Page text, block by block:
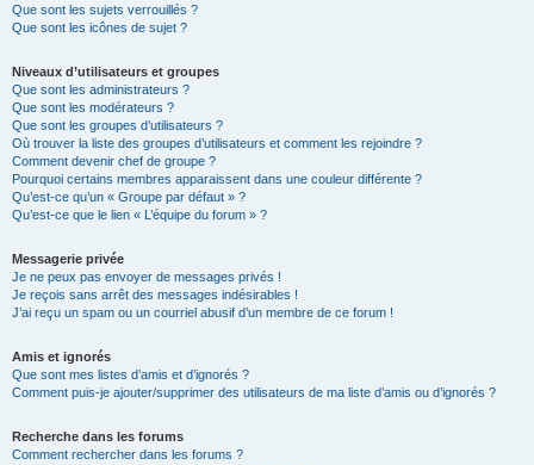
Que sont les sujets verrouillés ?
Que sont les icônes de sujet ?
Niveaux d’utilisateurs et groupes
Que sont les administrateurs ?
Que sont les modérateurs ?
Que sont les groupes d’utilisateurs ?
Où trouver la liste des groupes d’utilisateurs et comment les rejoindre ?
Comment devenir chef de groupe ?
Pourquoi certains membres apparaissent dans une couleur différente ?
Qu’est-ce qu’un « Groupe par défaut » ?
Qu’est-ce que le lien « L’équipe du forum » ?
Messagerie privée
Je ne peux pas envoyer de messages privés !
Je reçois sans arrêt des messages indésirables !
J’ai reçu un spam ou un courriel abusif d’un membre de ce forum !
Amis et ignorés
Que sont mes listes d’amis et d’ignorés ?
Comment puis-je ajouter/supprimer des utilisateurs de ma liste d’amis ou d’ignorés ?
Recherche dans les forums
Comment rechercher dans les forums ?